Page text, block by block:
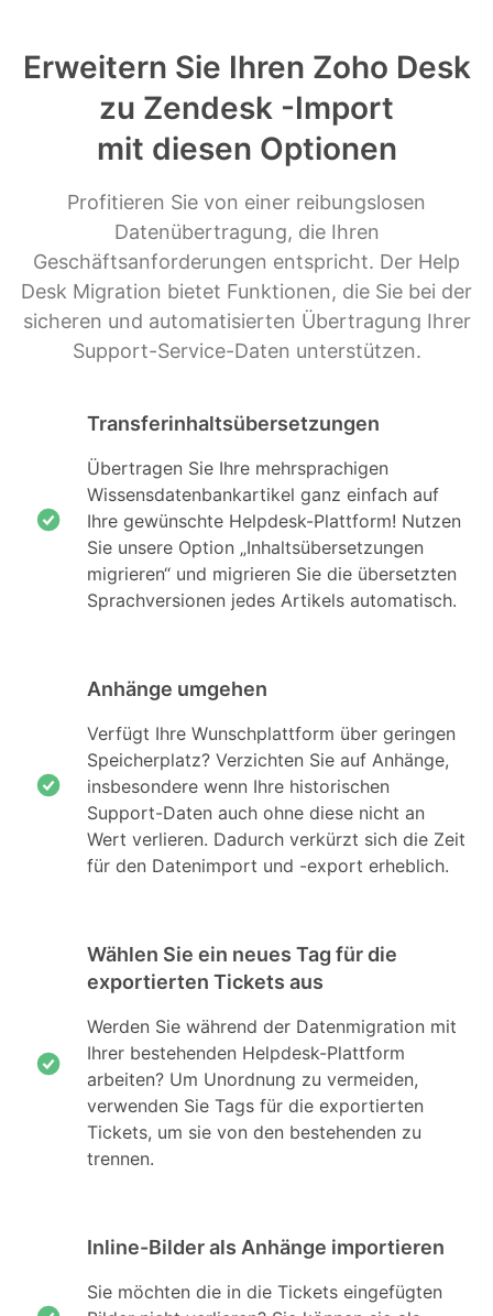
Erweitern Sie Ihren Zoho Desk
zu Zendesk -Import
mit diesen Optionen
Profitieren Sie von einer reibungslosen
Datenübertragung, die Ihren
Geschäftsanforderungen entspricht. Der Help
Desk Migration bietet Funktionen, die Sie bei der
sicheren und automatisierten Übertragung Ihrer
Support-Service-Daten unterstützen.
Transferinhaltsübersetzungen
Übertragen Sie Ihre mehrsprachigen
Wissensdatenbankartikel ganz einfach auf
Ihre gewünschte Helpdesk-Plattform! Nutzen
Sie unsere Option „Inhaltsübersetzungen
migrieren“ und migrieren Sie die übersetzten
Sprachversionen jedes Artikels automatisch.
Anhänge umgehen
Verfügt Ihre Wunschplattform über geringen
Speicherplatz? Verzichten Sie auf Anhänge,
insbesondere wenn Ihre historischen
Support-Daten auch ohne diese nicht an
Wert verlieren. Dadurch verkürzt sich die Zeit
für den Datenimport und -export erheblich.
Wählen Sie ein neues Tag für die
exportierten Tickets aus
Werden Sie während der Datenmigration mit
Ihrer bestehenden Helpdesk-Plattform
arbeiten? Um Unordnung zu vermeiden,
verwenden Sie Tags für die exportierten
Tickets, um sie von den bestehenden zu
trennen.
Inline-Bilder als Anhänge importieren
Sie möchten die in die Tickets eingefügten